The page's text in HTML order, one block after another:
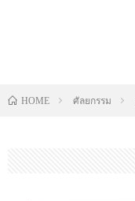
HOME ศัลยกรรม